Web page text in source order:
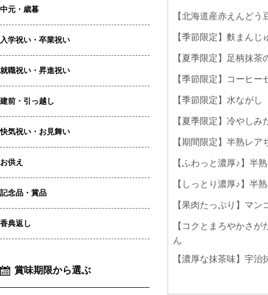
中元・歳暮
入学祝い・卒業祝い
就職祝い・昇進祝い
建前・引っ越し
快気祝い・お見舞い
お供え
記念品・賞品
香典返し
賞味期限から選ぶ